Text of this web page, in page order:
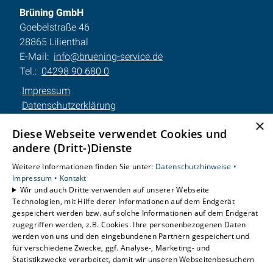
Brüning GmbH
Goebelstraße 46
28865 Lilienthal
E-Mail: info@bruening-service.de
Tel.: 04298 90 680 0
Impressum
Datenschutzerklärung
Barrierefreiheitserklärung
Unsere Bereiche
Privatkunden
Gewerbekunden
Karriere
Unternehmen
Kontakt
×
Diese Webseite verwendet Cookies und
andere (Dritt-)Dienste
Weitere Informationen finden Sie unter: Datenschutzhinweise •
Impressum • Kontakt
Wir und auch Dritte verwenden auf unserer Webseite
Technologien, mit Hilfe derer Informationen auf dem Endgerät
gespeichert werden bzw. auf solche Informationen auf dem Endgerät
zugegriffen werden, z.B. Cookies. Ihre personenbezogenen Daten
werden von uns und den eingebundenen Partnern gespeichert und
für verschiedene Zwecke, ggf. Analyse-, Marketing- und
Statistikzwecke verarbeitet, damit wir unseren Webseitenbesuchern